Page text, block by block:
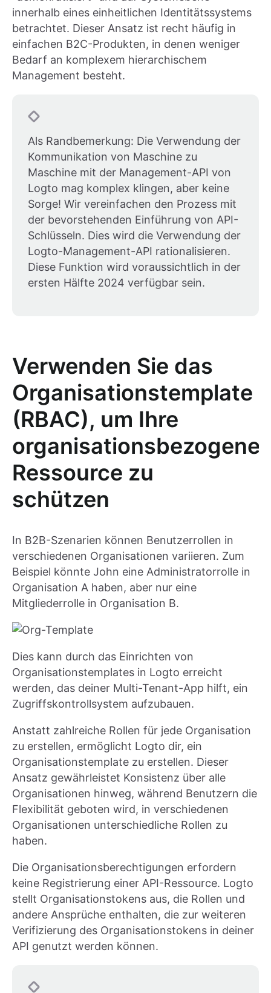
innerhalb eines einheitlichen Identitätssystems
betrachtet. Dieser Ansatz ist recht häufig in
einfachen B2C-Produkten, in denen weniger
Bedarf an komplexem hierarchischem
Management besteht.
Als Randbemerkung: Die Verwendung der
Kommunikation von Maschine zu
Maschine mit der Management-API von
Logto mag komplex klingen, aber keine
Sorge! Wir vereinfachen den Prozess mit
der bevorstehenden Einführung von API-
Schlüsseln. Dies wird die Verwendung der
Logto-Management-API rationalisieren.
Diese Funktion wird voraussichtlich in der
ersten Hälfte 2024 verfügbar sein.
Verwenden Sie das
Organisationstemplate
(RBAC), um Ihre
organisationsbezogene
Ressource zu
schützen
In B2B-Szenarien können Benutzerrollen in
verschiedenen Organisationen variieren. Zum
Beispiel könnte John eine Administratorrolle in
Organisation A haben, aber nur eine
Mitgliederrolle in Organisation B.
Dies kann durch das Einrichten von
Organisationstemplates in Logto erreicht
werden, das deiner Multi-Tenant-App hilft, ein
Zugriffskontrollsystem aufzubauen.
Anstatt zahlreiche Rollen für jede Organisation
zu erstellen, ermöglicht Logto dir, ein
Organisationstemplate zu erstellen. Dieser
Ansatz gewährleistet Konsistenz über alle
Organisationen hinweg, während Benutzern die
Flexibilität geboten wird, in verschiedenen
Organisationen unterschiedliche Rollen zu
haben.
Die Organisationsberechtigungen erfordern
keine Registrierung einer API-Ressource. Logto
stellt Organisationstokens aus, die Rollen und
andere Ansprüche enthalten, die zur weiteren
Verifizierung des Organisationstokens in deiner
API genutzt werden können.